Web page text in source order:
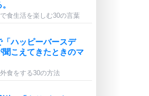
食生活を楽しむ30の言葉
「ハッピーバースデ
聞こえてきたときのマ
食をする30の方法